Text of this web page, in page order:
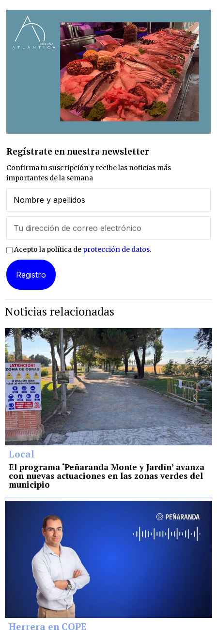
Regístrate en nuestra newsletter
Confirma tu suscripción y recibe las noticias más
importantes de la semana
Acepto la política de protección de datos.
Noticias relacionadas
Local
El programa ‘Peñaranda Monte y Jardín’ avanza
con nuevas actuaciones en las zonas verdes del
municipio
Herrera en COPE